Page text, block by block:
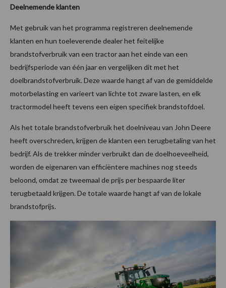
Deelnemende klanten
Met gebruik van het programma registreren deelnemende
klanten en hun toeleverende dealer het feitelijke
brandstofverbruik van een tractor aan het einde van een
bedrijfsperiode van één jaar en vergelijken dit met het
doelbrandstofverbruik. Deze waarde hangt af van de gemiddelde
motorbelasting en varieert van lichte tot zware lasten, en elk
tractormodel heeft tevens een eigen specifiek brandstofdoel.
Als het totale brandstofverbruik het doelniveau van John Deere
heeft overschreden, krijgen de klanten een terugbetaling van het
bedrijf. Als de trekker minder verbruikt dan de doelhoeveelheid,
worden de eigenaren van efficiëntere machines nog steeds
beloond, omdat ze tweemaal de prijs per bespaarde liter
terugbetaald krijgen. De totale waarde hangt af van de lokale
brandstofprijs.